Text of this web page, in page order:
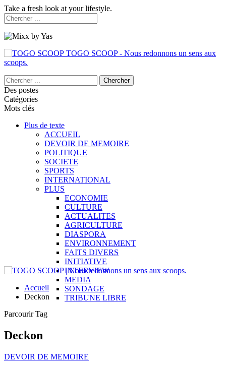
Take a fresh look at your lifestyle.
TOGO SCOOP - Nous redonnons un sens aux
scoops.
Des postes
Catégories
Mots clés
Plus de texte
ACCUEIL
DEVOIR DE MEMOIRE
POLITIQUE
SOCIETE
SPORTS
INTERNATIONAL
PLUS
ECONOMIE
CULTURE
ACTUALITES
AGRICULTURE
DIASPORA
ENVIRONNEMENT
FAITS DIVERS
INITIATIVE
INTERVIEW
MEDIA
SONDAGE
TRIBUNE LIBRE
Accueil
Deckon
Parcourir Tag
Deckon
DEVOIR DE MEMOIRE